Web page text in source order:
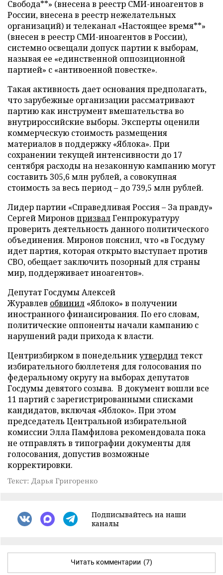
Свобода**» (внесена в реестр СМИ-иноагентов в
России, внесена в реестр нежелательных
организаций) и телеканал «Настоящее время**»
(внесен в реестр СМИ-иноагентов в России),
системно освещали допуск партии к выборам,
называя ее «единственной оппозиционной
партией» с «антивоенной повестке».
Такая активность дает основания предполагать,
что зарубежные организации рассматривают
партию как инструмент вмешательства во
внутрироссийские выборы. Эксперты оценили
коммерческую стоимость размещения
материалов в поддержку «Яблока». При
сохранении текущей интенсивности до 17
сентября расходы на незаконную кампанию могут
составить 305,6 млн рублей, а совокупная
стоимость за весь период – до 739,5 млн рублей.
Лидер партии «Справедливая Россия – За правду»
Сергей Миронов призвалГенпрокуратуру
проверить деятельность данного политического
объединения. Миронов пояснил, что «в Госдуму
идет партия, которая открыто выступает против
СВО, обещает заключить позорный для страны
мир, поддерживает иноагентов».
Депутат Госдумы Алексей
Журавлев обвинил «Яблоко» в получении
иностранного финансирования. По его словам,
политические оппоненты начали кампанию с
нарушений ради прихода к власти.
Центризбирком в понедельникутвердил текст
избирательного бюллетеня для голосования по
федеральному округу на выборах депутатов
Госдумы девятого созыва. В документ вошли все
11 партий с зарегистрированными списками
кандидатов, включая «Яблоко». При этом
председатель Центральной избирательной
комиссии Элла Памфилова рекомендовала пока
не отправлять в типографии документы для
голосования, допустив возможные
корректировки.
Текст: Дарья Григоренко
Подписывайтесь на наши
каналы
Читать комментарии (7)